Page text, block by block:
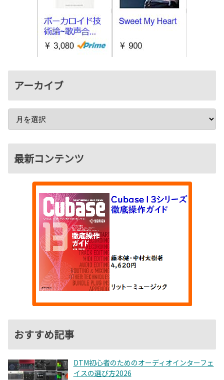
アーカイブ
最新コンテンツ
おすすめ記事
DTM初心者のためのオーディオインターフェ
イスの選び方2026